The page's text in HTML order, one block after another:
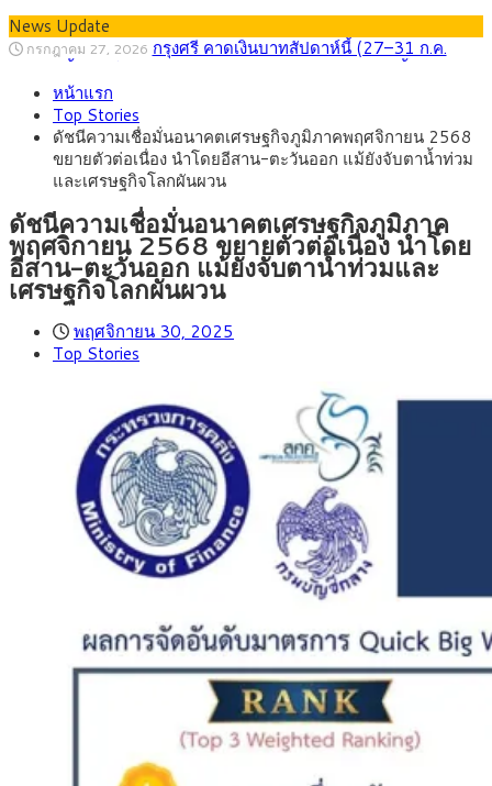
News Update
กรกฎาคม 27, 2026 กรุงศรี คาดเงินบาทสัปดาห์นี้ (27–31 ก.ค.
หน้ารถไฟฟ้าสงขลา โมโนเรล 12.54 กม. เชื่อมเมืองหาดใหญ่
สิงหาคม 4, 2026
รายหัวเพียง 2,618 บาท เสนอทบทวนจัดสรรงบให้สอดคล้องภาระ
งานจริง
สิงหาคม 3, 2026 กรุงศรี คาดเงินบาทสัปดาห์นี้ซื้อขายในกรอบ
33.00-33.60 ติดตามข้อมูลจ้างงานสหรัฐฯ
สิงหาคม 1, 2026 “เอกนิติ” เปิดเครื่องยนต์เศรษฐกิจใหม่ของไทย
เดินหน้า 5 ยุทธศาสตร์ รื้อโครงสร้างเศรษฐกิจ ดันไทยโตเต็ม
ศักยภาพ
กรกฎาคม 27, 2026 ภัยเงียบใกล้ตัวเด็ก LSD “แสตมป์เมา” ยาเสพ
ติดลายการ์ตูน กรมศุลกากร เตือนผู้ปกครองเฝ้าระวัง หลังยึดล็อต
ใหญ่จากเยอรมนี
หน้าแรก
Top Stories
ดัชนีความเชื่อมั่นอนาคตเศรษฐกิจภูมิภาคพฤศจิกายน 2568
ขยายตัวต่อเนื่อง นำโดยอีสาน-ตะวันออก แม้ยังจับตาน้ำท่วม
และเศรษฐกิจโลกผันผวน
ดัชนีความเชื่อมั่นอนาคตเศรษฐกิจภูมิภาค
พฤศจิกายน 2568 ขยายตัวต่อเนื่อง นำโดย
อีสาน-ตะวันออก แม้ยังจับตาน้ำท่วมและ
เศรษฐกิจโลกผันผวน
พฤศจิกายน 30, 2025
Top Stories